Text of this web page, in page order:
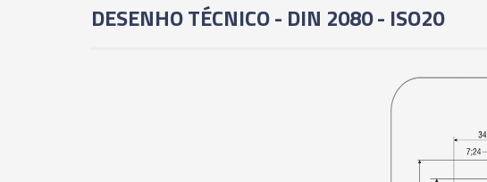
DESENHO TÉCNICO - DIN 2080 - ISO20